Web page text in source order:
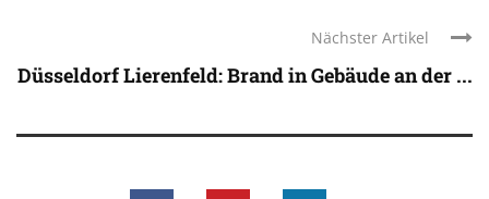
Nächster Artikel
Düsseldorf Lierenfeld: Brand in Gebäude an der ...